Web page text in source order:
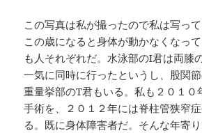
この写真は私が撮ったので私は写って
この歳になると身体が動かなくなっ
も人それぞれだ。水泳部のI君は両膝
一気に同時に行ったというし、股関
重量挙部のT君もいる。私も２０１０
手術を、２０１２年には脊柱管狭窄
る。既に身体障害者だ。そんな年寄